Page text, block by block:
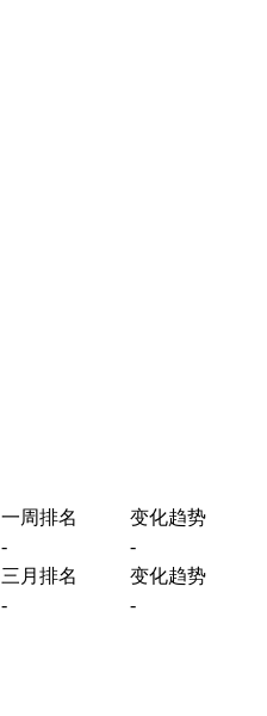
一周排名
变化趋势
-
-
三月排名
变化趋势
- -